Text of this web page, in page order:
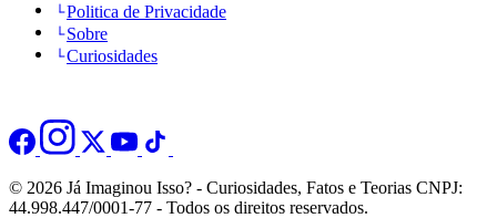
Politica de Privacidade
Sobre
Curiosidades
© 2026 Já Imaginou Isso? - Curiosidades, Fatos e Teorias CNPJ:
44.998.447/0001-77 - Todos os direitos reservados.